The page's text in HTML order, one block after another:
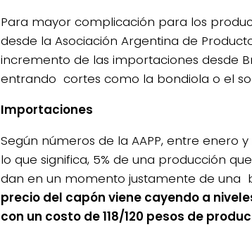
Para mayor complicación para los
desde la Asociación Argentina de
incremento de las importaciones desde
entrando cortes como la bondiola o el
Importaciones
Según números de la AAPP, entre enero
lo que significa, 5% de una producción
dan en un momento justamente de una
precio del capón viene cayendo a
con un costo de 118/120 pesos de